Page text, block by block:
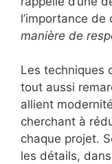
l’importance de
manière de
Les techniques
tout aussi
allient
cherchant à
chaque projet.
les détails,